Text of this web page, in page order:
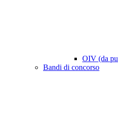
OIV (da
Bandi di concorso